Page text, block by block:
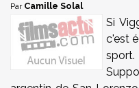
Par Camille Solal
Si
c'est